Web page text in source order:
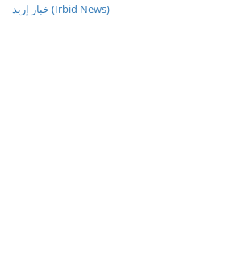
خبار إربد (Irbid News)